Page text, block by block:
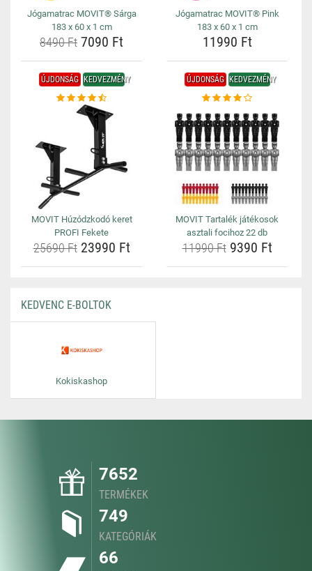
Jógamatrac MOVIT® Sárga
183 x 60 x 1 cm
8490 Ft 7090 Ft
Jógamatrac MOVIT® Pink
183 x 60 x 1 cm
11990 Ft
ÚJDONSÁG KEDVEZMÉNY
MOVIT Húzódzkodó keret
PROFI Fekete
25690 Ft23990 Ft
ÚJDONSÁG KEDVEZMÉNY
MOVIT Tartalék játékosok
asztali focihoz 22 db
11990 Ft9390 Ft
KEDVENC E-BOLTOK
Kokiskashop
7652
TERMÉKEK
749
KATEGÓRIÁK
66